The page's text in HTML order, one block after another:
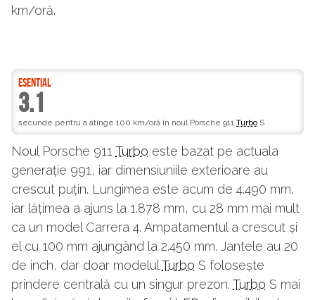
km/oră.
ESENTIAL
3.1
secunde pentru a atinge 100 km/oră în noul Porsche 911 Turbo S
Noul Porsche 911Turbo este bazat pe actuala
generație 991, iar dimensiuniile exterioare au
crescut puțin. Lungimea este acum de 4.490 mm,
iar lățimea a ajuns la 1.878 mm, cu 28 mm mai mult
ca un model Carrera 4. Ampatamentul a crescut și
el cu 100 mm ajungând la 2.450 mm. Jantele au 20
de inch, dar doar modelulTurbo S folosește
prindere centrală cu un singur prezon. Turbo S mai